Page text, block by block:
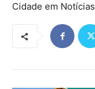
Cidade em Notícias